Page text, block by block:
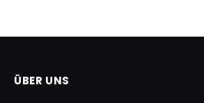
ÜBER UNS